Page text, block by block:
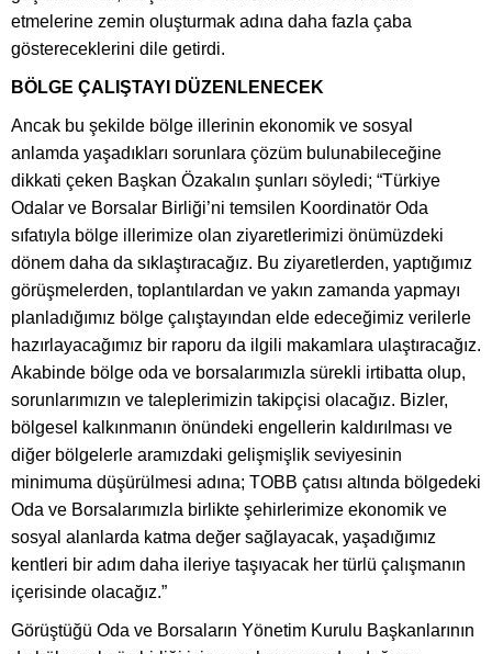
etmelerine zemin oluşturmak adına daha fazla çaba
göstereceklerini dile getirdi.
BÖLGE ÇALIŞTAYI DÜZENLENECEK
Ancak bu şekilde bölge illerinin ekonomik ve sosyal
anlamda yaşadıkları sorunlara çözüm bulunabileceğine
dikkati çeken Başkan Özakalın şunları söyledi; “Türkiye
Odalar ve Borsalar Birliği’ni temsilen Koordinatör Oda
sıfatıyla bölge illerimize olan ziyaretlerimizi önümüzdeki
dönem daha da sıklaştıracağız. Bu ziyaretlerden, yaptığımız
görüşmelerden, toplantılardan ve yakın zamanda yapmayı
planladığımız bölge çalıştayından elde edeceğimiz verilerle
hazırlayacağımız bir raporu da ilgili makamlara ulaştıracağız.
Akabinde bölge oda ve borsalarımızla sürekli irtibatta olup,
sorunlarımızın ve taleplerimizin takipçisi olacağız. Bizler,
bölgesel kalkınmanın önündeki engellerin kaldırılması ve
diğer bölgelerle aramızdaki gelişmişlik seviyesinin
minimuma düşürülmesi adına; TOBB çatısı altında bölgedeki
Oda ve Borsalarımızla birlikte şehirlerimize ekonomik ve
sosyal alanlarda katma değer sağlayacak, yaşadığımız
kentleri bir adım daha ileriye taşıyacak her türlü çalışmanın
içerisinde olacağız.”
Görüştüğü Oda ve Borsaların Yönetim Kurulu Başkanlarının